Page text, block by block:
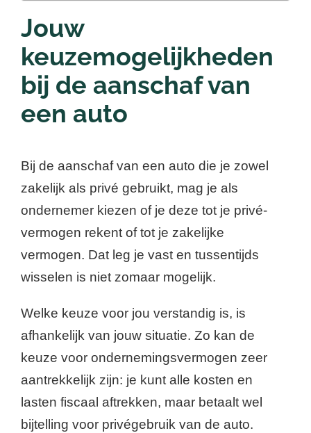
Jouw
keuzemogelijkheden
bij de aanschaf van
een auto
Bij de aanschaf van een auto die je zowel
zakelijk als privé gebruikt, mag je als
ondernemer kiezen of je deze tot je privé-
vermogen rekent of tot je zakelijke
vermogen. Dat leg je vast en tussentijds
wisselen is niet zomaar mogelijk.
Welke keuze voor jou verstandig is, is
afhankelijk van jouw situatie. Zo kan de
keuze voor ondernemingsvermogen zeer
aantrekkelijk zijn: je kunt alle kosten en
lasten fiscaal aftrekken, maar betaalt wel
bijtelling voor privégebruik van de auto.